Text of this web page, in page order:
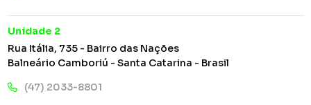
Unidade 2
Rua Itália, 735 - Bairro das Nações
Balneário Camboriú - Santa Catarina - Brasil
(47) 2033-8801